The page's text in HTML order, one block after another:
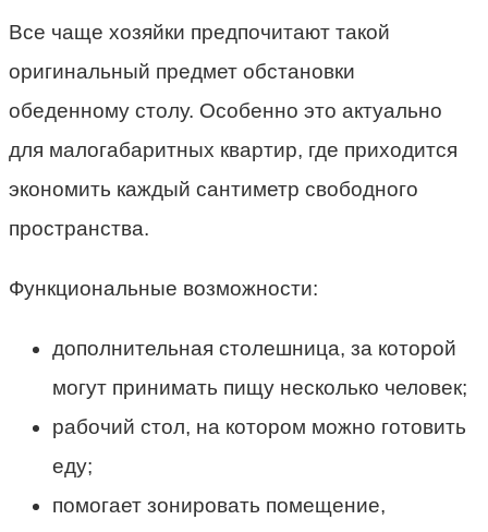
Все чаще хозяйки предпочитают такой
оригинальный предмет обстановки
обеденному столу. Особенно это актуально
для малогабаритных квартир, где приходится
экономить каждый сантиметр свободного
пространства.
Функциональные возможности:
дополнительная столешница, за которой
могут принимать пищу несколько человек;
рабочий стол, на котором можно готовить
еду;
помогает зонировать помещение,